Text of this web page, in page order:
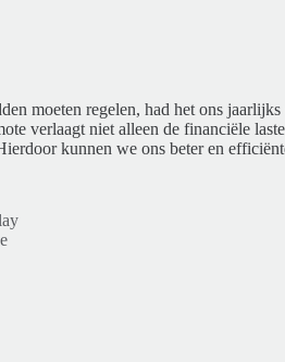
moeten regelen, had het ons
verlaagt niet alleen de financiële
kunnen we ons beter en